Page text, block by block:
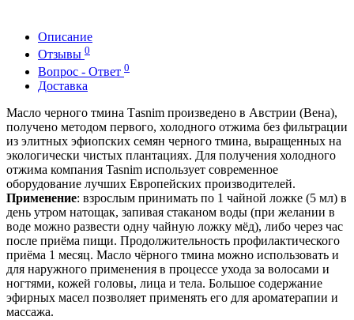
Описание
Отзывы 0
Вопрос - Ответ 0
Доставка
Масло черного тмина Тasnim произведено в Австрии (Вена),
получено методом первого, холодного отжима без фильтрации
из элитных эфиопских семян черного тмина, выращенных на
экологически чистых плантациях. Для получения холодного
отжима компания Tasnim использует современное
оборудование лучших Европейских производителей.
Применение: взрослым принимать по 1 чайной ложке (5 мл) в
день утром натощак, запивая стаканом воды (при желании в
воде можно развести одну чайную ложку мёд), либо через час
после приёма пищи. Продолжительность профилактического
приёма 1 месяц. Масло чёрного тмина можно использовать и
для наружного применения в процессе ухода за волосами и
ногтями, кожей головы, лица и тела. Большое содержание
эфирных масел позволяет применять его для ароматерапии и
массажа.